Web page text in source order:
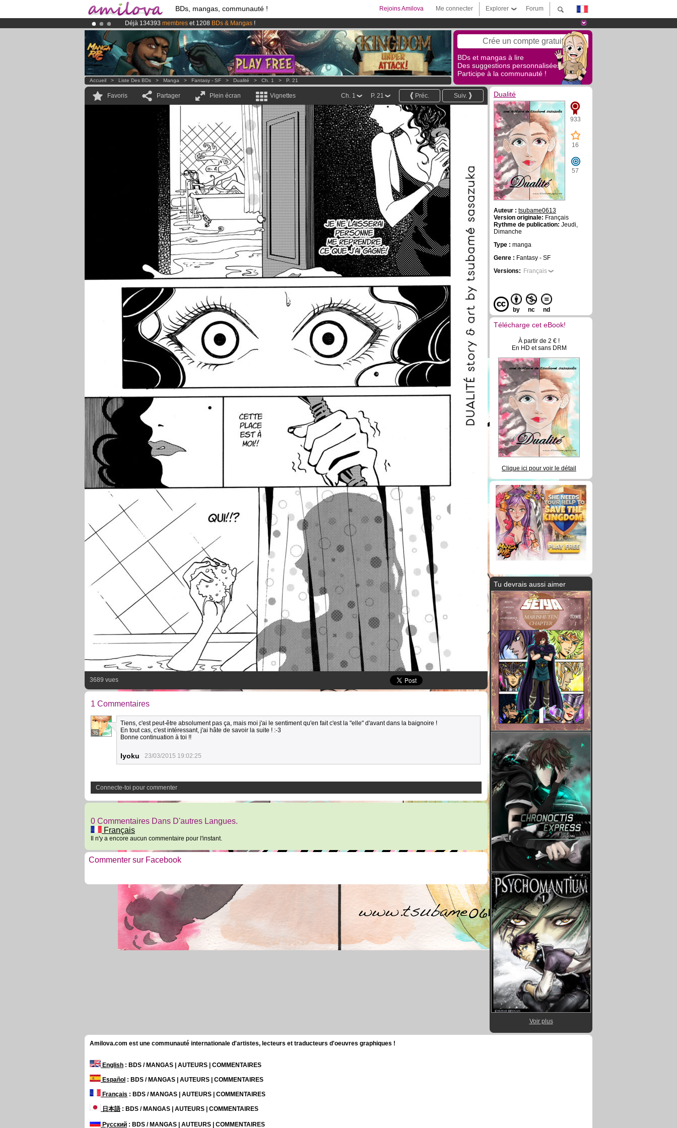
BDs, mangas, communauté ! Forum
Explorer
Me connecter
Rejoins Amilova
Déjà 134393 membres et 1208 BDs & Mangas !
LeKickstarter Amilova est désormais lancé!.
Abonnement premium: à partir de
3.95 eurospar mois !Clique ici pour t'abonner Crée un compte gratuit
BDs et mangas à lire
Des suggestions personnalisées !
Participe à la communauté !
Accueil > Liste Des BDs > Manga > Fantasy - SF > Dualité > Ch. 1 > P. 21
Favoris Partager Plein écran Vignettes Suiv.
Préc.
P. 21
Ch. 1
3689 vues
1 Commentaires
35
Tiens, c'est peut-être absolument pas ça, mais moi j'ai le sentiment qu'en fait c'est la "elle" d'avant dans la baignoire !
En tout cas, c'est intéressant, j'ai hâte de savoir la suite ! :-3
Bonne continuation à toi !!
Iyoku 23/03/2015 19:02:25
Connecte-toi pour commenter
0 Commentaires Dans D'autres Langues.
Français
Il n'y a encore aucun commentaire pour l'instant.
Commenter sur Facebook
Dualité
933
16
57
Auteur : tsubame0613
Version originale: Français
Rythme de publication: Jeudi,
Dimanche
Type : manga
Genre : Fantasy - SF
Versions: Français
by nc nd
Télécharge cet eBook!
À partir de 2 € !
En HD et sans DRM
Clique ici pour voir le détail
Tu devrais aussi aimer
Voir plus
Amilova.com est une communauté internationale d'artistes, lecteurs et traducteurs d'oeuvres graphiques !
English : BDS / MANGAS | AUTEURS | COMMENTAIRES
Español : BDS / MANGAS | AUTEURS | COMMENTAIRES
Français : BDS / MANGAS | AUTEURS | COMMENTAIRES
日本語: BDS / MANGAS | AUTEURS | COMMENTAIRES
Русский : BDS / MANGAS | AUTEURS | COMMENTAIRES